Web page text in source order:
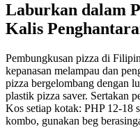
Laburkan dalam
Kalis
Pembungkusan pizza di
kepanasan melampau dan
pizza bergelombang dengan
plastik pizza saver. Sertakan
Kos setiap kotak: PHP 12-18
kombo, gunakan beg